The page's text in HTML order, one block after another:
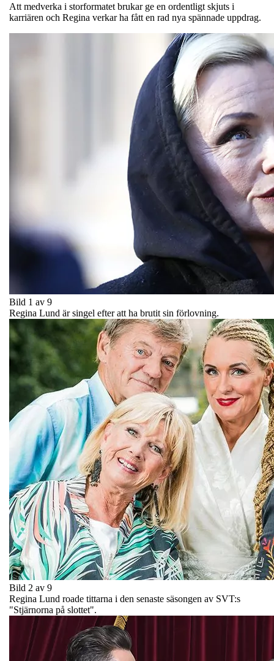
Att medverka i storformatet brukar ge en ordentligt skjuts i
karriären och Regina verkar ha fått en rad nya spännade uppdrag.
Bild 1 av 9
Regina Lund är singel efter att ha brutit sin förlovning.
Bild 2 av 9
Regina Lund roade tittarna i den senaste säsongen av SVT:s
"Stjärnorna på slottet".